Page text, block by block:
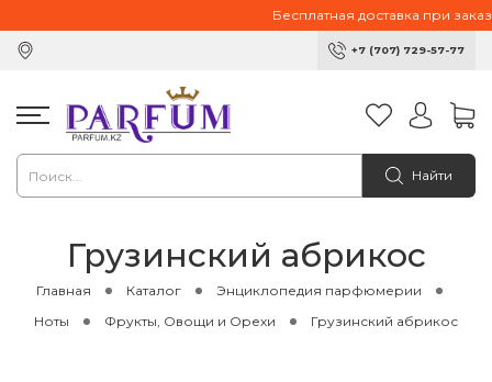
Бесплатная доставка при
+7 (707) 729-57-77
Найти
Грузинский абрикос
Главная Каталог
Энциклопедия парфюмерии
Ноты
Фрукты, Овощи и Орехи Грузинский абрикос